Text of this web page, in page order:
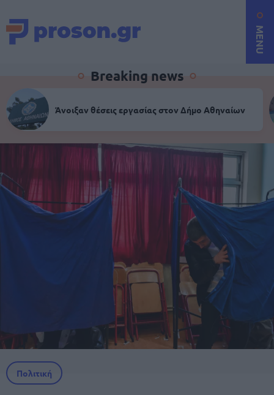
MENU
Breaking news
Άνοιξαν θέσεις εργασίας στον Δήμο Αθηναίων
Πολιτική